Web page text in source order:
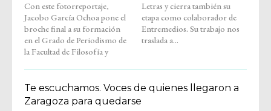
Con este fotorreportaje,
Jacobo García Ochoa pone el
broche final a su formación
en el Grado de Periodismo de
la Facultad de Filosofía y
Letras y cierra también su
etapa como colaborador de
Entremedios. Su trabajo nos
traslada a...
Te escuchamos. Voces de quienes llegaron a
Zaragoza para quedarse